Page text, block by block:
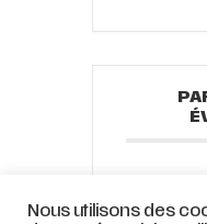
Nous utilisons des